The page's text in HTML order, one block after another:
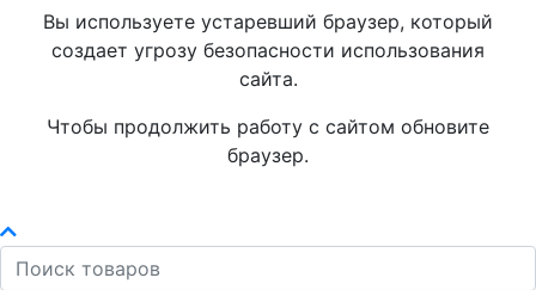
Вы используете устаревший браузер, который
создает угрозу безопасности использования
сайта.
Чтобы продолжить работу с сайтом обновите
браузер.